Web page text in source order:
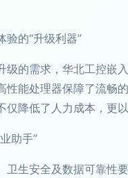
验的“升级利器”
级的需求，华北工控嵌
性能处理器保障了流畅
降低了人力成本，更
助手”
卫生安全及数据可靠性